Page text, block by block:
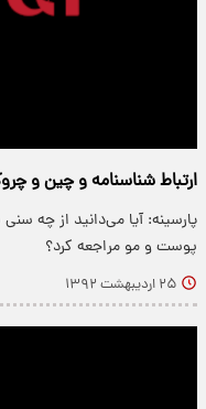
ارتباط شناسنامه و چین و
پارسینه: آیا می‌دانید از چه
پوست و مو مراجعه کرد؟
۲۵ اردیبهشت ۱۳۹۲